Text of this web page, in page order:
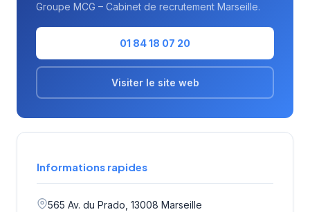
Groupe MCG – Cabinet de recrutement Marseille.
01 84 18 07 20
Visiter le site web
Informations rapides
565 Av. du Prado, 13008 Marseille